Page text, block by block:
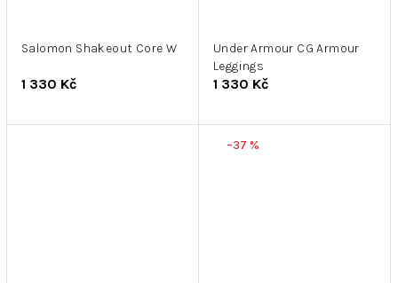
Salomon Shakeout Core W
1 330 Kč
Under Armour CG Armour
Leggings
1 330 Kč
–37 %